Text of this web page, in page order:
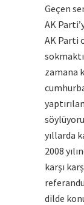
Geçen
AK
AK Parti
zamana
yıllarda
2008
karşı
dilde